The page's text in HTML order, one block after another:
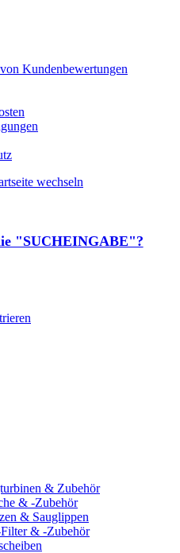
Kundenbewertungen
"SUCHEINGABE"?
& Zubehör
& -Zubehör
& Sauglippen
& -Zubehör